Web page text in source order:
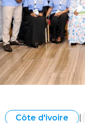
Côte d'ivoire